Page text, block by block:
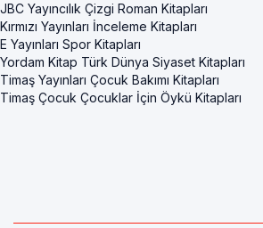
JBC Yayıncılık Çizgi Roman Kitapları
Kırmızı Yayınları İnceleme Kitapları
E Yayınları Spor Kitapları
Yordam Kitap Türk Dünya Siyaset Kitapları
Timaş Yayınları Çocuk Bakımı Kitapları
Timaş Çocuk Çocuklar İçin Öykü Kitapları